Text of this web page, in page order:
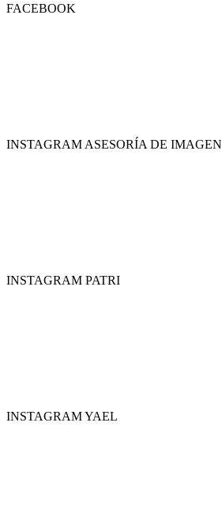
FACEBOOK
INSTAGRAM ASESORÍA DE IMAGEN
INSTAGRAM PATRI
INSTAGRAM YAEL